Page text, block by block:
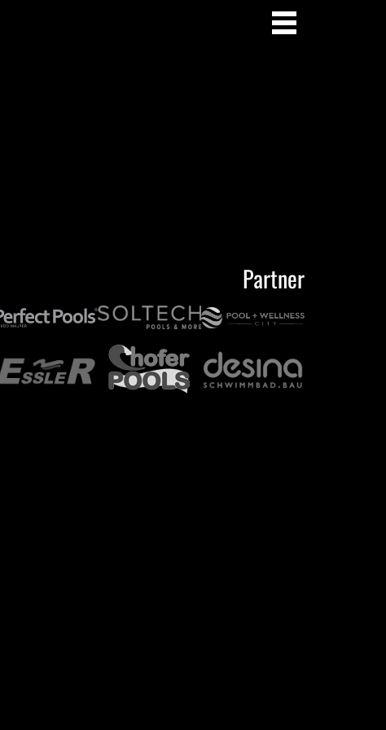
Partner